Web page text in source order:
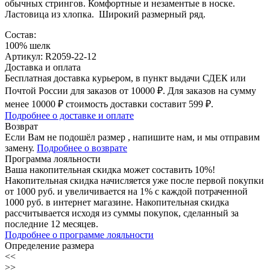
обычных стрингов. Комфортные и незаментые в носке.
Ластовица из хлопка. Широкий размерный ряд.
Состав:
100% шелк
Артикул: R2059-22-12
Доставка и оплата
Бесплатная доставка курьером, в пункт выдачи СДЕК или
Почтой России для заказов от 10000 ₽. Для заказов на сумму
менее 10000 ₽ стоимость доставки составит 599 ₽.
Подробнее о доставке и оплате
Возврат
Если Вам не подошёл размер , напишите нам, и мы отправим
замену. Подробнее о возврате
Программа лояльности
Ваша накопительная скидка может составить 10%!
Накопительная скидка начисляется уже после первой покупки
от 1000 руб. и увеличивается на 1% с каждой потраченной
1000 руб. в интернет магазине. Накопительная скидка
рассчитывается исходя из суммы покупок, сделанный за
последние 12 месяцев.
Подробнее о программе лояльности
Определение размера
<<
>>